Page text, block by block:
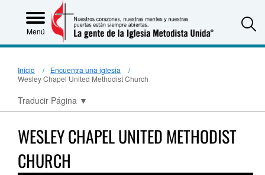
Menú
Inicio
Encuentra una iglesia
Wesley Chapel United Methodist Church
Traducir Página ▼
WESLEY CHAPEL UNITED METHODIST
CHURCH